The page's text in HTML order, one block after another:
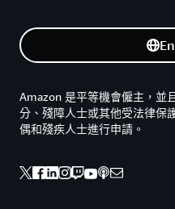
Amazon 是平等機會僱主，並
分、殘障人士或其他受法律保
偶和殘疾人士進行申請。